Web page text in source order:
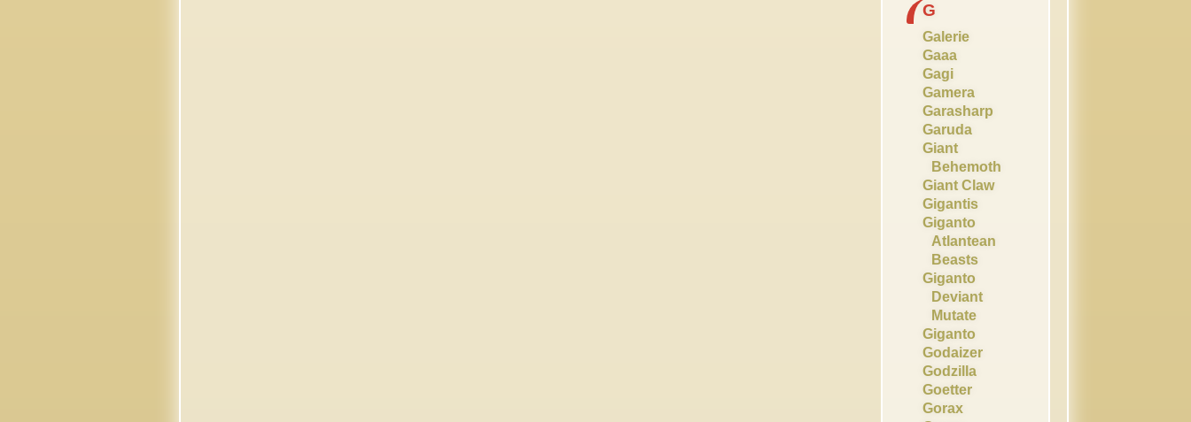
G
Galerie
Gaaa
Gagi
Gamera
Garasharp
Garuda
Giant
Behemoth
Giant Claw
Gigantis
Giganto
Atlantean
Beasts
Giganto
Deviant
Mutate
Giganto
Godaizer
Godzilla
Goetter
Gorax